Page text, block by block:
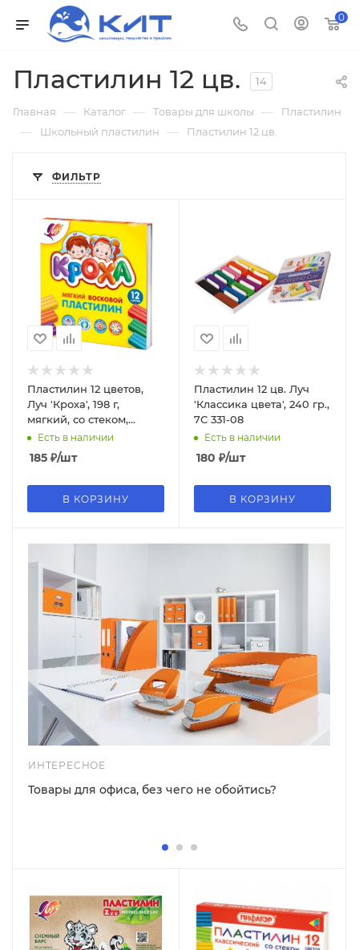
0
Пластилин 12 цв. 14
Главная — Каталог — Товары для школы — Пластилин
— Школьный пластилин — Пластилин 12 цв.
ФИЛЬТР
Пластилин 12 цветов,
Луч 'Кроха', 198 г,
мягкий, со стеком,
23С1484-08
Есть в наличии
185 ₽/шт
В КОРЗИНУ
Пластилин 12 цв. Луч
'Классика цвета', 240 гр.,
7С 331-08
Есть в наличии
180 ₽/шт
В КОРЗИНУ
ИНТЕРЕСНОЕ
Товары для офиса, без чего не обойтись?